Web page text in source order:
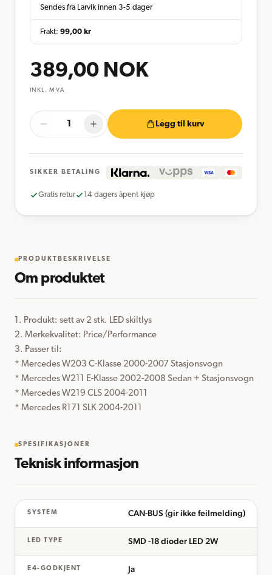
Sendes fra Larvik innen 3-5 dager
Frakt: 99,00 kr
389,00 NOK
INKL. MVA
Legg til kurv
SIKKER BETALING
Gratis retur 14 dagers åpent kjøp
PRODUKTBESKRIVELSE
Om produktet
1. Produkt: sett av 2 stk. LED skiltlys
2. Merkekvalitet: Price/Performance
3. Passer til:
* Mercedes W203 C-Klasse 2000-2007 Stasjonsvogn
* Mercedes W211 E-Klasse 2002-2008 Sedan + Stasjonsvogn
* Mercedes W219 CLS 2004-2011
* Mercedes R171 SLK 2004-2011
SPESIFIKASJONER
Teknisk informasjon
SYSTEM CAN-BUS (gir ikke feilmelding)
LED TYPE SMD -18 dioder LED 2W
E4-GODKJENT Ja